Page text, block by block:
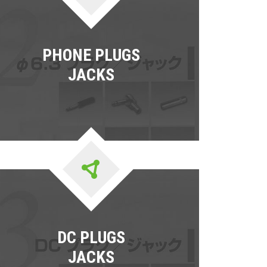
PHONE PLUGS
JACKS
DC PLUGS
JACKS